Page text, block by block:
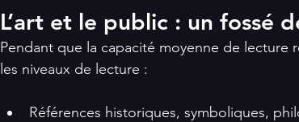
L’art et le public : un fossé
Pendant que la capacité moyenne de
les niveaux de lecture :
Références historiques, symboliques,